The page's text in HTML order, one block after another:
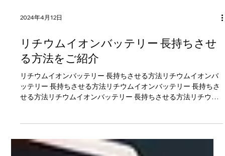
2024年4月12日
リチウムイオンバッテリー 長持ちさせ
る方法をご紹介
せる方法リチウムイオンバッテリー 長持ちさせる方法リチウム
イオンバッテリー 長持ちさせる方法リチウムイオンバッテリ